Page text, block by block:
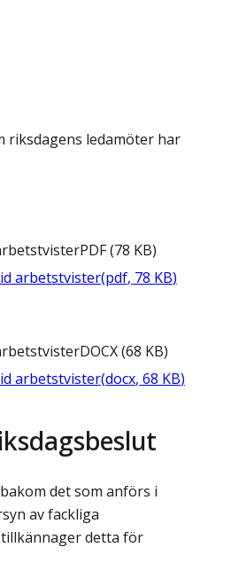
riksdagens ledamöter har
PDF(78 KB)
arbetstvister(pdf, 78 KB)
DOCX(68 KB)
arbetstvister(docx, 68 KB)
det som anförs i
av fackliga
detta för